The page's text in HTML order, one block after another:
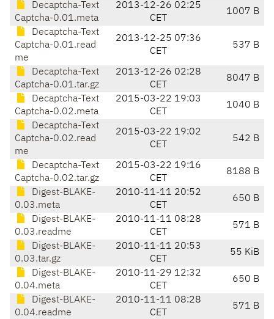
Decaptcha-Text
Captcha-0.01.meta
2013-12-26 02:25
CET
1007 B
Decaptcha-Text
Captcha-0.01.read
me
2013-12-25 07:36
CET
537 B
Decaptcha-Text
Captcha-0.01.tar.gz
2013-12-26 02:28
CET
8047 B
Decaptcha-Text
Captcha-0.02.meta
2015-03-22 19:03
CET
1040 B
Decaptcha-Text
Captcha-0.02.read
me
2015-03-22 19:02
CET
542 B
Decaptcha-Text
Captcha-0.02.tar.gz
2015-03-22 19:16
CET
8188 B
Digest-BLAKE-
0.03.meta
2010-11-11 20:52
CET
650 B
Digest-BLAKE-
0.03.readme
2010-11-11 08:28
CET
571 B
Digest-BLAKE-
0.03.tar.gz
2010-11-11 20:53
CET
55 KiB
Digest-BLAKE-
0.04.meta
2010-11-29 12:32
CET
650 B
Digest-BLAKE-
0.04.readme
2010-11-11 08:28
CET
571 B